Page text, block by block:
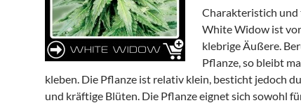
Charakteristich und
White Widow ist
klebrige Äußere.
Pflanze, so bleibt
kleben. Die Pflanze ist relativ klein, besticht jedoch
und kräftige Blüten. Die Pflanze eignet sich sowohl